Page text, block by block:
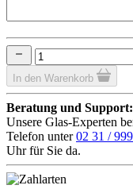
In den Warenkorb
Beratung und Support:
Unsere Glas-Experten
Telefon unter02 31 /
Uhr für Sie da.